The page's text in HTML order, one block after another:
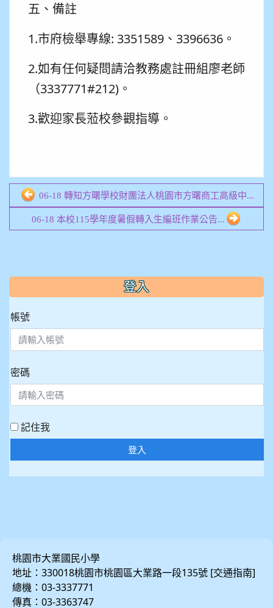
五、備註
1.市府檢舉專線: 3351589、3396636。
2.如有任何疑問請洽教務處註冊組廖老師
（3337771#212)。
3.歡迎家長蒞校參觀指導。
06-18 轉知方曙學校財團法人桃園市方曙商工高級中...
06-18 本校115學年度暑假轉入生編班作業公告...
::: 登入
帳號
密碼
記住我
登入
桃園市大業國民小學
地址：330018桃園市桃園區大業路一段135號 [交通指南]
總機：03-3337771
傳真：03-3363747